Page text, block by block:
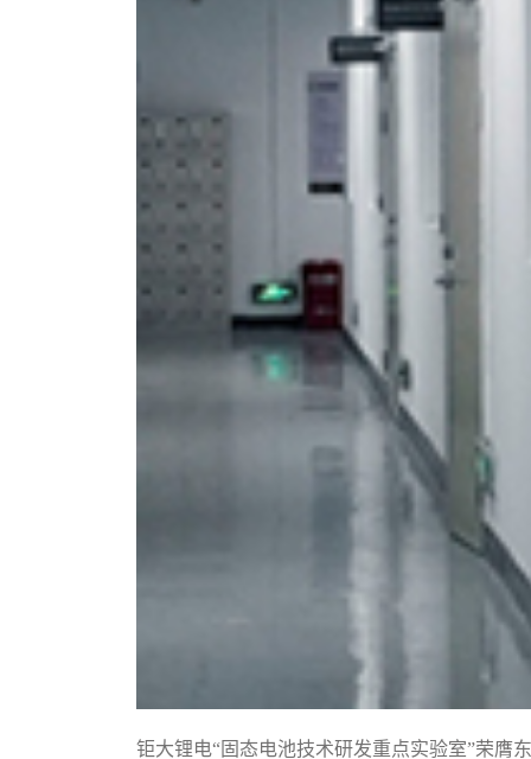
钜大锂电“固态电池技术研发重点实验室”荣膺